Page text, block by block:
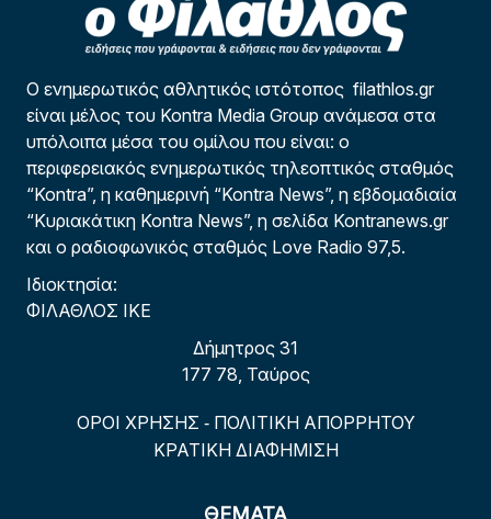
Ο ενημερωτικός αθλητικός ιστότοπος filathlos.gr
είναι μέλος του Kontra Media Group ανάμεσα στα
υπόλοιπα μέσα του ομίλου που είναι: ο
περιφερειακός ενημερωτικός τηλεοπτικός σταθμός
“Kontra”, η καθημερινή “Kontra News”, η εβδομαδιαία
“Κυριακάτικη Kontra News”, η σελίδα Kontranews.gr
και ο ραδιοφωνικός σταθμός Love Radio 97,5.
Ιδιοκτησία:
ΦΙΛΑΘΛΟΣ ΙΚΕ
Δήμητρος 31
177 78, Ταύρος
ΟΡΟΙ ΧΡΗΣΗΣ - ΠΟΛΙΤΙΚΗ ΑΠΟΡΡΗΤΟΥ
ΚΡΑΤΙΚΗ ΔΙΑΦΗΜΙΣΗ